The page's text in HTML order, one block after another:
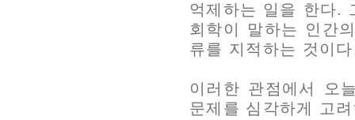
억제하는 일을 한다.
회학이 말하는 인간
류를 지적하는 것이
이러한 관점에서 오
문제를 심각하게 고